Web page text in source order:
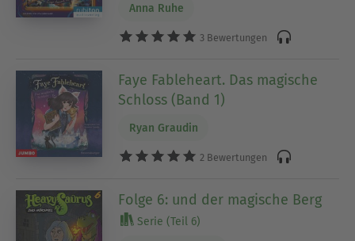
Anna Ruhe
3 Bewertungen
Faye Fableheart. Das magische
Schloss (Band 1)
Ryan Graudin
2 Bewertungen
Folge 6: und der magische Berg
Serie (Teil 6)